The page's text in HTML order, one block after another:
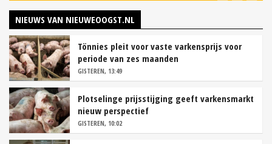
NIEUWS VAN NIEUWEOOGST.NL
Tönnies pleit voor vaste varkensprijs voor
periode van zes maanden
GISTEREN, 13:49
Plotselinge prijsstijging geeft varkensmarkt
nieuw perspectief
GISTEREN, 10:02